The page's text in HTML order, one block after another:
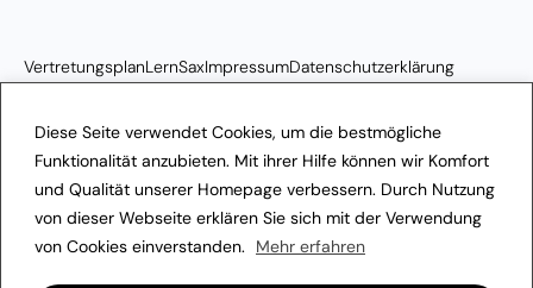
Diese Seite verwendet Cookies, um die bestmögliche
Funktionalität anzubieten. Mit ihrer Hilfe können wir Komfort
und Qualität unserer Homepage verbessern. Durch Nutzung
von dieser Webseite erklären Sie sich mit der Verwendung
von Cookies einverstanden.
Mehr erfahren
VertretungsplanLernSaxImpressumDatenschutzerklärung